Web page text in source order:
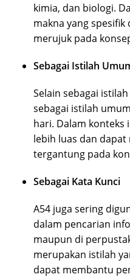
kimia, dan biologi.
makna yang
merujuk pada
Sebagai Istilah
Selain sebagai
sebagai istilah
hari. Dalam konteks
lebih luas dan
tergantung pada
Sebagai Kata Kunci
A54 juga sering
dalam pencarian
maupun di
merupakan istilah
dapat membantu